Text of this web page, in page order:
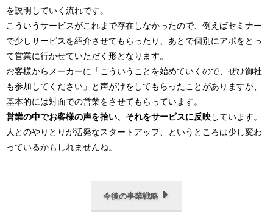
を説明していく流れです。
こういうサービスがこれまで存在しなかったので、例えばセミナー
で少しサービスを紹介させてもらったり、あとで個別にアポをとっ
て営業に行かせていただく形となります。
お客様からメーカーに「こういうことを始めていくので、ぜひ御社
も参加してください」と声がけをしてもらったことがありますが、
基本的には対面での営業をさせてもらっています。
営業の中でお客様の声を拾い、それをサービスに反映 しています。
人とのやりとりが活発なスタートアップ、というところは少し変わ
っているかもしれませんね。
今後の事業戦略